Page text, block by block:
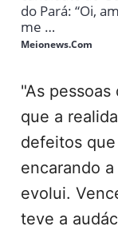
"As
que a
defeitos
encarando
evolui.
teve a